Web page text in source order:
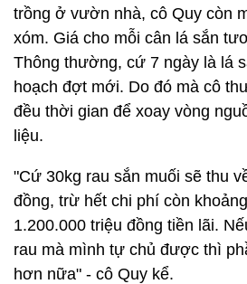
trồng ở vườn nhà, cô Quy còn
xóm. Giá cho mỗi cân lá sắn
Thông thường, cứ 7 ngày là lá
hoạch đợt mới. Do đó mà cô
đều thời gian để xoay vòng
liệu.
"Cứ 30kg rau sắn muối sẽ thu
đồng, trừ hết chi phí còn
1.200.000 triệu đồng tiền lãi.
rau mà mình tự chủ được thì
hơn nữa" - cô Quy kể.